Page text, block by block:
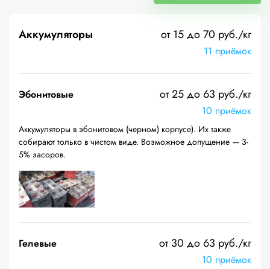
Аккумуляторы от 15 до 70 руб./кг
11 приёмок
Эбонитовые от 25 до 63 руб./кг
10 приёмок
Аккумуляторы в эбонитовом (черном) корпусе). Их также
собирают только в чистом виде. Возможное допущение — 3-
5% засоров.
Гелевые от 30 до 63 руб./кг
10 приёмок